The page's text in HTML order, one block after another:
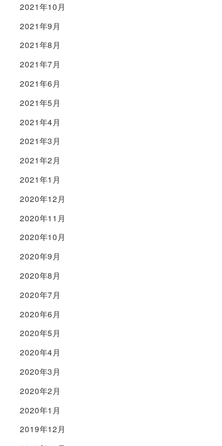
2021年10月
2021年9月
2021年8月
2021年7月
2021年6月
2021年5月
2021年4月
2021年3月
2021年2月
2021年1月
2020年12月
2020年11月
2020年10月
2020年9月
2020年8月
2020年7月
2020年6月
2020年5月
2020年4月
2020年3月
2020年2月
2020年1月
2019年12月